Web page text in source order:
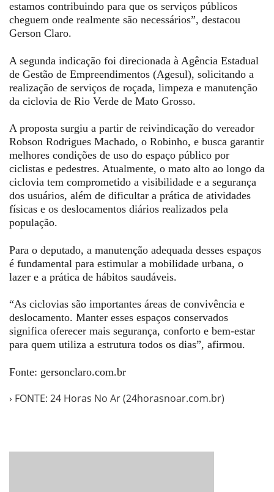
estamos contribuindo para que os serviços públicos
cheguem onde realmente são necessários”, destacou
Gerson Claro.
A segunda indicação foi direcionada à Agência Estadual
de Gestão de Empreendimentos (Agesul), solicitando a
realização de serviços de roçada, limpeza e manutenção
da ciclovia de Rio Verde de Mato Grosso.
A proposta surgiu a partir de reivindicação do vereador
Robson Rodrigues Machado, o Robinho, e busca garantir
melhores condições de uso do espaço público por
ciclistas e pedestres. Atualmente, o mato alto ao longo da
ciclovia tem comprometido a visibilidade e a segurança
dos usuários, além de dificultar a prática de atividades
físicas e os deslocamentos diários realizados pela
população.
Para o deputado, a manutenção adequada desses espaços
é fundamental para estimular a mobilidade urbana, o
lazer e a prática de hábitos saudáveis.
“As ciclovias são importantes áreas de convivência e
deslocamento. Manter esses espaços conservados
significa oferecer mais segurança, conforto e bem-estar
para quem utiliza a estrutura todos os dias”, afirmou.
Fonte: gersonclaro.com.br
› FONTE: 24 Horas No Ar (24horasnoar.com.br)